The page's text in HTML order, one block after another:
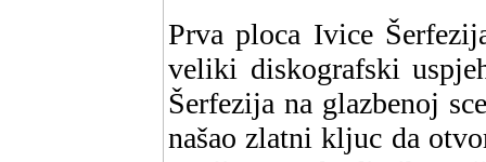
Prva ploca Ivice
veliki diskografski
Šerfezija na glazbenoj
našao zlatni kljuc da